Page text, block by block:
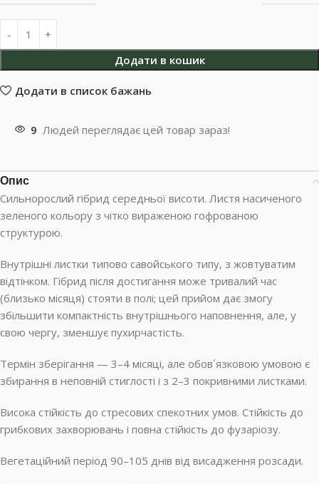
Додати в кошик
Додати в список бажань
9 Людей переглядає цей товар зараз!
Опис
Сильнорослий гібрид середньої висоти. Листя насиченого
зеленого кольору з чітко вираженою гофрованою
структурою.
Внутрішні листки типово савойського типу, з жовтуватим
відтінком. Гібрид після достигання може тривалий час
(близько місяця) стояти в полі; цей прийом дає змогу
збільшити компактність внутрішнього наповнення, але, у
свою чергу, зменшує пухирчастість.
Термін зберігання — 3–4 місяці, але обов´язковою умовою є
збирання в неповній стиглості і з 2–3 покривними листками.
Висока стійкість до стресових спекотних умов. Стійкість до
грибкових захворювань і повна стійкість до фузаріозу.
Вегетаційний період 90–105 днів від висадження розсади.